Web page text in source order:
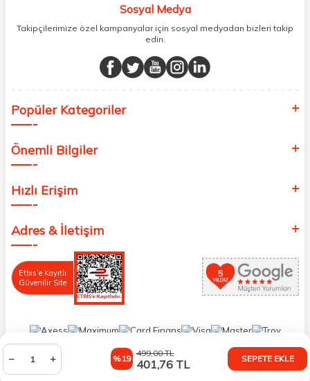
%19
499,00TL
401,76TL SEPETE EKLE
Sosyal Medya
Takipçilerimize özel kampanyalar için sosyal medyadan bizleri takip
edin.
Popüler Kategoriler
Önemli Bilgiler
Hızlı Erişim
Adres & İletişim
Etbis’e Kayıtlı
Güvenilir Site